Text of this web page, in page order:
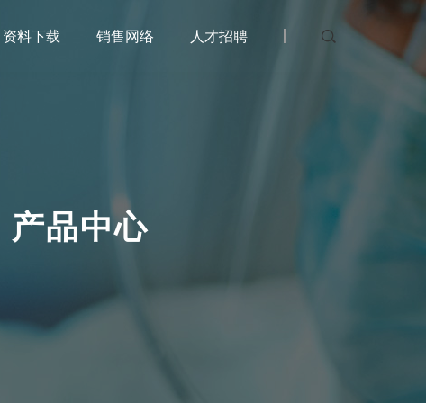
资料下载 销售网络 人才招聘
产品中心